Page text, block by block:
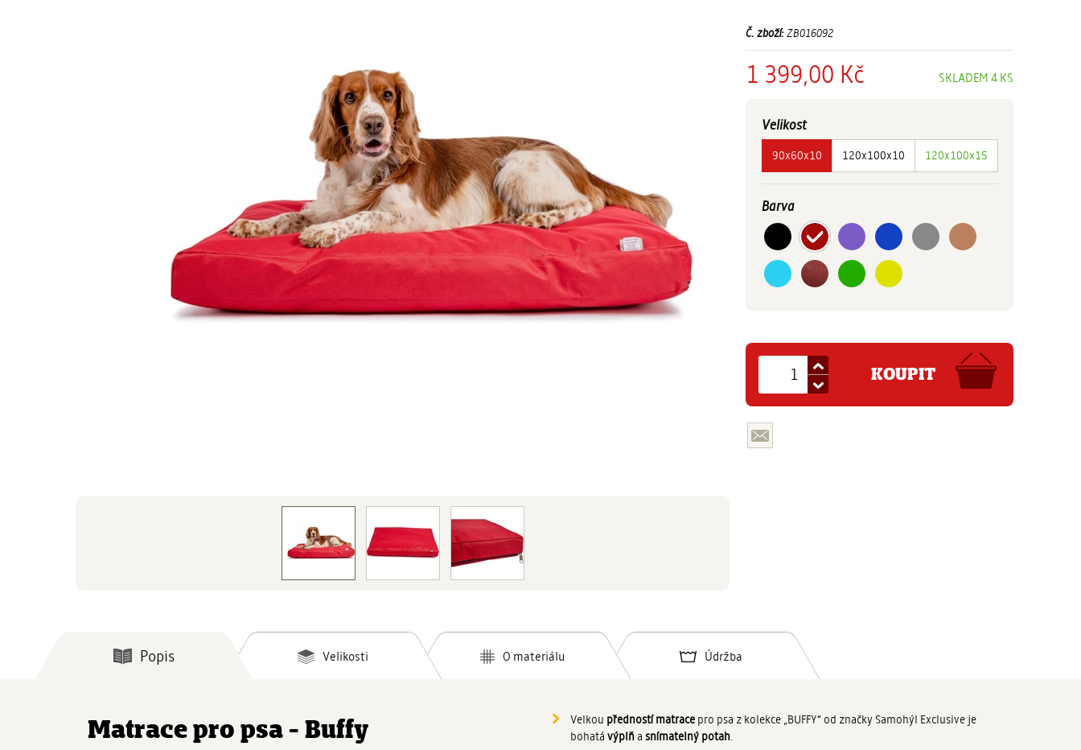
Č. zboží:ZB016092
1 399,00 Kč SKLADEM 4 KS
Velikost
90x60x10 120x100x10 120x100x15
Barva
KOUPIT
Popis Velikosti O materiálu Údržba
Matrace pro psa - Buffy Velkou předností matrace pro psa z kolekce „BUFFY“ od značky Samohýl Exclusive je
bohatá výplňa snímatelný potah.